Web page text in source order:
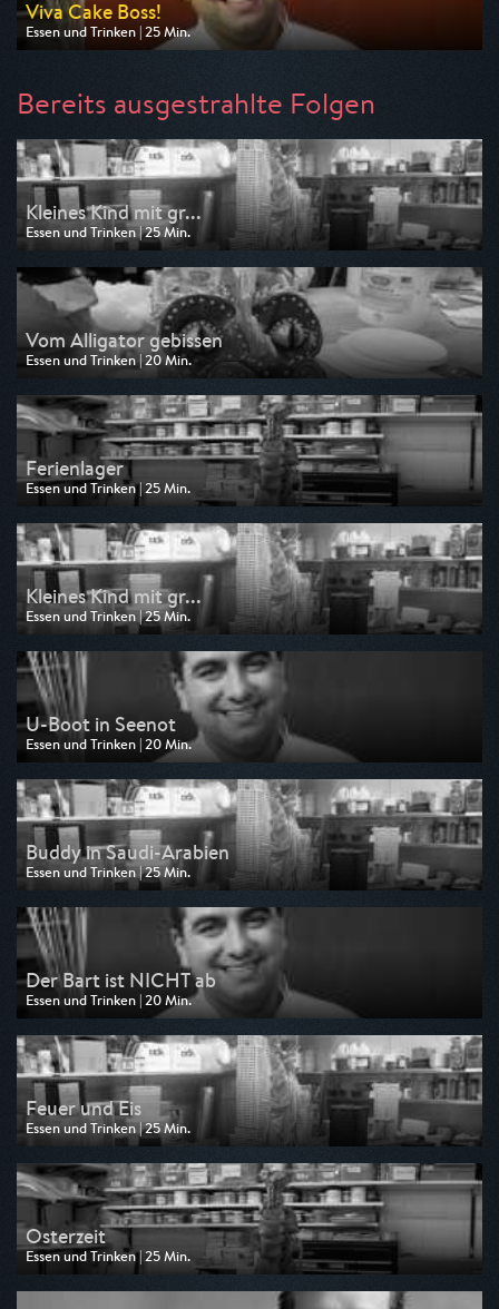
Viva Cake Boss!
Essen und Trinken | 25 Min.
Ausgestrahlt von TLC
Bereits ausgestrahlte Folgen
Kleines Kind mit gr...
Essen und Trinken | 25 Min.
Ausgestrahlt von TLC
am 07.08.2026, 05:35
Vom Alligator gebissen
Essen und Trinken | 20 Min.
Ausgestrahlt von TLC
am 07.08.2026, 05:15
Ferienlager
Essen und Trinken | 25 Min.
Ausgestrahlt von TLC
am 06.08.2026, 05:35
Kleines Kind mit gr...
Essen und Trinken | 25 Min.
Ausgestrahlt von TLC
am 05.08.2026, 05:35
U-Boot in Seenot
Essen und Trinken | 20 Min.
Ausgestrahlt von TLC
am 05.08.2026, 05:15
Buddy in Saudi-Arabien
Essen und Trinken | 25 Min.
Ausgestrahlt von TLC
am 04.08.2026, 05:35
Der Bart ist NICHT ab
Essen und Trinken | 20 Min.
Ausgestrahlt von TLC
am 04.08.2026, 05:15
Feuer und Eis
Essen und Trinken | 25 Min.
Ausgestrahlt von TLC
am 03.08.2026, 05:35
Osterzeit
Essen und Trinken | 25 Min.
Ausgestrahlt von TLC
am 02.08.2026, 05:35